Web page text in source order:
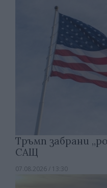
Тръмп забрани
САЩ
07.08.2026 / 13:30